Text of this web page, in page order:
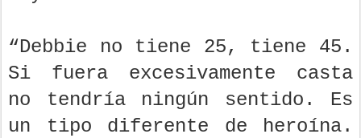
“Debbie no tiene 25, tiene 45.
Si fuera excesivamente casta
no tendría ningún sentido. Es
un tipo diferente de heroína.